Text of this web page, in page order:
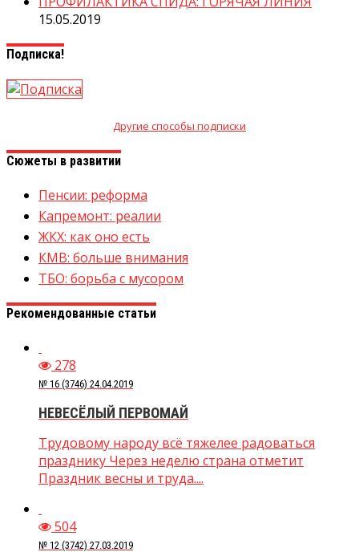
15.05.2019
Подписка!
Другие способы подписки
Сюжеты в развитии
Пенсии: реформа
Капремонт: реалии
ЖКХ: как оно есть
КМВ: больше внимания
ТБО: борьба с мусором
Рекомендованные статьи
278
№ 16 (3746) 24.04.2019
НЕВЕСЁЛЫЙ ПЕРВОМАЙ
Трудовому народу всё тяжелее радоваться
празднику Через неделю страна отметит
Праздник весны и труда....
504
№ 12 (3742) 27.03.2019